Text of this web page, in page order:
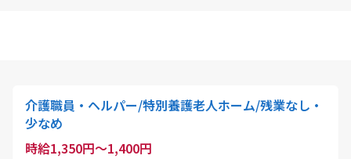
介護職員・ヘルパー/特別養護老人ホーム/残業なし・
少なめ
時給1,350円～1,400円